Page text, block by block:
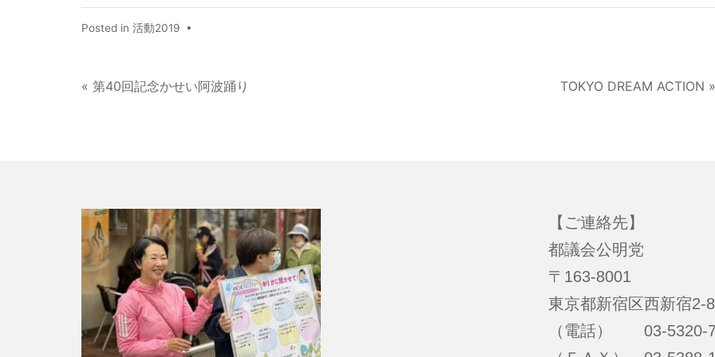
Posted in 活動2019 •
TOKYO DREAM ACTION »
« 第40回記念かせい阿波踊り
【ご連絡先】
都議会公明党
〒163-8001
東京都新宿区西新宿2-
（電話） 03-5320-